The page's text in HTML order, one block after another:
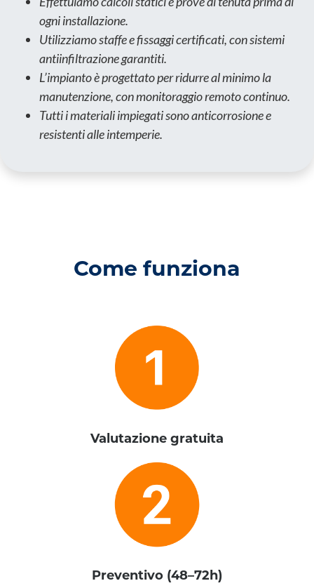
ogni installazione.
Utilizziamo staffe e fissaggi certificati, con sistemi
antiinfiltrazione garantiti.
L’impianto è progettato per ridurre al minimo la
manutenzione, con monitoraggio remoto continuo.
Tutti i materiali impiegati sono anticorrosione e
resistenti alle intemperie.
Come funziona
Valutazione gratuita
Preventivo (48–72h)